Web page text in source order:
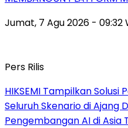
Jumat, 7 Agu 2026 - 09:32
Pers Rilis
HIKSEMI Tampilkan
Seluruh Skenario di Ajang
Pengembangan AI di Asia